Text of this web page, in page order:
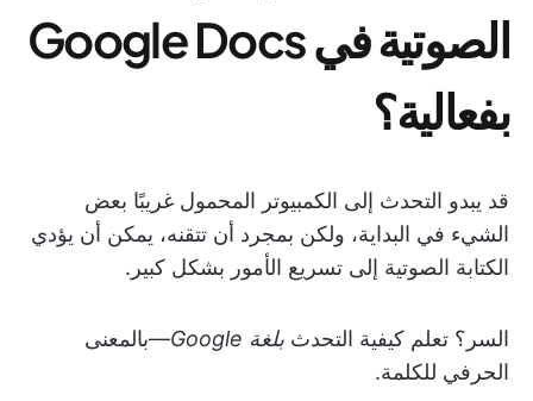
الصوتية في Google Docs
بفعالية؟
قد يبدو التحدث إلى الكمبيوتر المحمول غريبًا بعض
الشيء في البداية، ولكن بمجرد أن تتقنه، يمكن أن يؤدي
الكتابة الصوتية إلى تسريع الأمور بشكل كبير.
السر؟ تعلم كيفية التحدث بلغة Google
—بالمعنى
الحرفي للكلمة.